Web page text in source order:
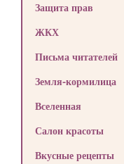
Защита прав
ЖКХ
Письма читателей
Земля-кормилица
Вселенная
Салон красоты
Вкусные рецепты